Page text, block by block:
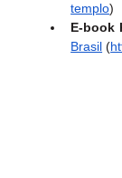
templo)
E-book
Brasil (